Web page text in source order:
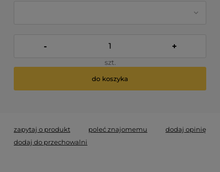
- +
szt.
do koszyka
zapytaj o produkt poleć znajomemu
dodaj opinię
dodaj do przechowalni